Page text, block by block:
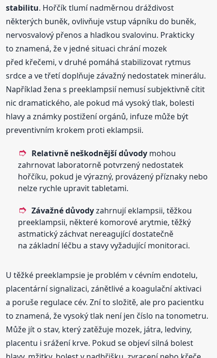
stabilitu. Hořčík tlumí nadměrnou dráždivost
některých buněk, ovlivňuje vstup vápníku do buněk,
nervosvalový přenos a hladkou svalovinu. Prakticky
to znamená, že v jedné situaci chrání mozek
před křečemi, v druhé pomáhá stabilizovat rytmus
srdce a ve třetí doplňuje závažný nedostatek minerálu.
Například žena s preeklampsií nemusí subjektivně cítit
nic dramatického, ale pokud má vysoký tlak, bolesti
hlavy a známky postižení orgánů, infuze může být
preventivním krokem proti eklampsii.
Relativně neškodnější důvody mohou
zahrnovat laboratorně potvrzený nedostatek
hořčíku, pokud je výrazný, provázený příznaky nebo
nelze rychle upravit tabletami.
Závažné důvodyzahrnují eklampsii, těžkou
preeklampsii, některé komorové arytmie, těžký
astmatický záchvat nereagující dostatečně
na základní léčbu a stavy vyžadující monitoraci.
U těžké preeklampsie je problém v cévním endotelu,
placentární signalizaci, zánětlivé a koagulační aktivaci
a poruše regulace cév. Zní to složitě, ale pro pacientku
to znamená, že vysoký tlak není jen číslo na tonometru.
Může jít o stav, který zatěžuje mozek, játra, ledviny,
placentu i srážení krve. Pokud se objeví silná bolest